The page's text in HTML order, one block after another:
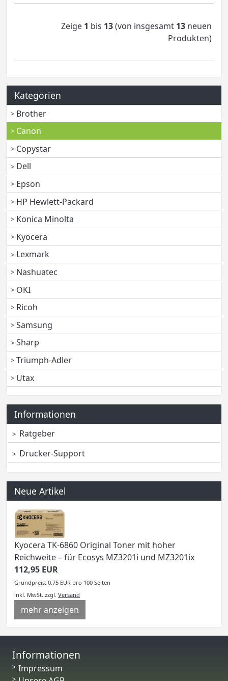
Zeige 1 bis 13(von insgesamt 13 neuen
Produkten)
Kategorien
Brother
Canon
Copystar
Dell
Epson
HP Hewlett-Packard
Konica Minolta
Kyocera
Lexmark
Nashuatec
OKI
Ricoh
Samsung
Sharp
Triumph-Adler
Utax
Informationen
Ratgeber
Drucker-Support
Neue Artikel
Kyocera TK-6860 Original Toner mit hoher
Reichweite – für Ecosys MZ3201i und MZ3201ix
112,95 EUR
Grundpreis: 0,75 EUR pro 100 Seiten
inkl. MwSt. zzgl. Versand
mehr anzeigen
Informationen
Impressum